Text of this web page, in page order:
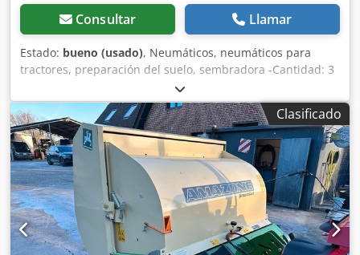
Consultar Llamar
Estado: bueno (usado), Neumáticos, neumáticos para
tractores, preparación del suelo, sembradora -Cantidad: 3
neumáticos de una sembradora Amazone -Tamaño del
neumático -Buje: Ø 40 mm -Dimensión: Ø 750 -Precio total:
por los 3 neumáticos -Peso: 51 kg/unidad Codeb A E Ufspfx
Ag Aeha
Clasificado